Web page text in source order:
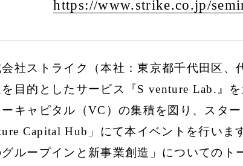
https://www.strike.co.jp/
社ストライク（本社：東京都千代田区
目的としたサービス『S venture Lab.』
ーキャピタル（VC）の集積を図り、スタ
Capital Hub」にて本イベントを行い
ループインと新事業創造」についての